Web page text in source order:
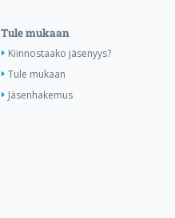
Tule mukaan
Kiinnostaako jäsenyys?
Tule mukaan
Jäsenhakemus